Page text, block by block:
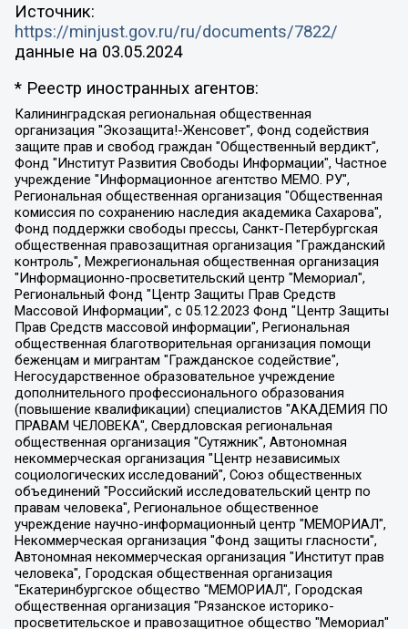
Источник:
https://minjust.gov.ru/ru/documents/7822/
данные на 03.05.2024
* Реестр иностранных агентов:
Калининградская региональная общественная организация "Экозащита!-Женсовет", Фонд содействия защите прав и свобод граждан "Общественный вердикт", Фонд "Институт Развития Свободы Информации", Частное учреждение "Информационное агентство МЕМО. РУ", Региональная общественная организация "Общественная комиссия по сохранению наследия академика Сахарова", Фонд поддержки свободы прессы, Санкт-Петербургская общественная правозащитная организация "Гражданский контроль", Межрегиональная общественная организация "Информационно-просветительский центр "Мемориал", Региональный Фонд "Центр Защиты Прав Средств Массовой Информации", с 05.12.2023 Фонд "Центр Защиты Прав Средств массовой информации", Региональная общественная благотворительная организация помощи беженцам и мигрантам "Гражданское содействие", Негосударственное образовательное учреждение дополнительного профессионального образования (повышение квалификации) специалистов "АКАДЕМИЯ ПО ПРАВАМ ЧЕЛОВЕКА", Свердловская региональная общественная организация "Сутяжник", Автономная некоммерческая организация "Центр независимых социологических исследований", Союз общественных объединений "Российский исследовательский центр по правам человека", Региональное общественное учреждение научно-информационный центр "МЕМОРИАЛ", Некоммерческая организация "Фонд защиты гласности", Автономная некоммерческая организация "Институт прав человека", Городская общественная организация "Екатеринбургское общество "МЕМОРИАЛ", Городская общественная организация "Рязанское историко-просветительское и правозащитное общество "Мемориал" (Рязанский Мемориал), Челябинский региональный орган общественной самодеятельности – женское общественное объединение "Женщины Евразии", Челябинский региональный орган общественной самодеятельности "Уральская правозащитная группа", Фонд содействия защите здоровья и социальной справедливости имени Андрея Рылькова, Автономная Некоммерческая Организация "Аналитический Центр Юрия Левады", Автономная некоммерческая организация социальной поддержки населения "Проект Апрель", Региональная общественная организация помощи женщинам и детям, находящимся в кризисной ситуации "Информационно-методический центр "Анна", Фонд содействия развитию массовых коммуникаций и правовому просвещению "Так-так-Так", Фонд содействия устойчивому развитию "Серебряная тайга", Свердловский региональный общественный фонд социальных проектов "Новое время", "Idel.Реалии", Кавказ.Реалии, Крым.Реалии, Телеканал Настоящее Время, Татаро-башкирская служба Радио Свобода (Azatliq Radiosi), Радио Свободная Европа/Радио Свобода (PCE/PC), "Сибирь.Реалии", "Фактограф", Благотворительный фонд помощи осужденным и их семьям, Автономная некоммерческая организация "Институт глобализации и социальных движений", Фонд "В защиту прав заключенных", Частное учреждение "Центр поддержки и содействия развитию средств массовой информации", Пензенский региональный общественный благотворительный фонд "Гражданский союз", "Север.Реалии", Некоммерческая организация Фонд "Правовая инициатива", Общество с ограниченной ответственностью "Радио Свободная Европа/Радио Свобода", Чешское информационное агентство "MEDIUM-ORIENT", Красноярская региональная общественная организация "Мы против СПИДа", Камалягин Денис Николаевич, Маркелов Сергей Евгеньевич, Пономарев Лев Александрович, Савицкая Людмила Алексеевна, Автономная некоммерческая организация "Центр по работе с проблемой насилия "НАСИЛИЮ.НЕТ", Межрегиональный профессиональный союз работников здравоохранения "Альянс врачей", Юридическое лицо, зарегистрированное в Латвийской Республике, SIA "Medusa Project" (регистрационный номер 40103797863, дата регистрации 10.06.2014), Некоммерческая организация "Фонд по борьбе с коррупцией", Автономная некоммерческая организация "Институт права и публичной политики", Баданин Роман Сергеевич, Гликин Максим Александрович, Железнова Мария Михайловна, Лукьянова Юлия Сергеевна, Маетная Елизавета Витальевна, Маняхин Петр Борисович, Чуракова Ольга Владимировна, Ярош Юлия Петровна, Юридическое лицо "The Insider SIA", зарегистрированное в Риге, Латвийская Республика (дата регистрации 26.06.2015), являющееся администратором доменного имени интернет-издания "The Insider SIA", https://theins.ru, Постернак Алексей Евгеньевич, Рубин Михаил Аркадьевич, Анин Роман Александрович, Юридическое лицо Istories fonds, зарегистрированное в Латвийской Республике (регистрационный номер 50008295751, дата регистрации 24.02.2020), Великовский Дмитрий Александрович, Долинина Ирина Николаевна, Мароховская Алеся Алексеевна, Шлейнов Роман Юрьевич, Шмагун Олеся Валентиновна, Общество с ограниченной ответственностью "Альтаир 2021", Общество с ограниченной ответственностью "Вега 2021", Общество с ограниченной ответственностью "Главный редактор 2021", Общество с ограниченной ответственностью "Ромашки монолит", Важенков Артем Валерьевич, Ивановская областная общественная организация "Центр гендерных исследований", Гурман Юрий Альбертович, Медиапроект "ОВД-Инфо", Егоров Владимир Владимирович, Жилинский Владимир Александрович, Общество с ограниченной ответственностью "ЗП", Иванова София Юрьевна, Карезина Инна Павловна, Кильтау Екатерина Викторовна, Петров Алексей Викторович, Пискунов Сергей Евгеньевич, Смирнов Сергей Сергеевич, Тихонов Михаил Сергеевич, Общество с ограниченной ответственностью "ЖУРНАЛИСТ-ИНОСТРАННЫЙ АГЕНТ", Арапова Галина Юрьевна, Вольтская Татьяна Анатольевна, Американская компания "Mason G.E.S. Anonymous Foundation" (США), являющаяся владельцем интернет-издания https://mnews.world/, Компания "Stichting Bellingcat", зарегистрированная в Нидерландах (дата регистрации 11.07.2018), Захаров Андрей Вячеславович, Клепиковская Екатерина Дмитриевна, Общество с ограниченной ответственностью "МЕМО", Перл Роман Александрович, Симонов Евгений Алексеевич, Соловьева Елена Анатольевна, Сотников Даниил Владимирович, Сурначева Елизавета Дмитриевна, Автономная некоммерческая организация по защите прав человека и информированию населения "Якутия – Наше Мнение", Общество с ограниченной ответственностью "Москоу диджитал медиа", с 26.01.2023 Общество с ограниченной ответственностью "Чайка Белые сады", Ветошкина Валерия Валерьевна, Заговора Максим Александрович, Межрегиональное общественное движение "Российская ЛГБТ - сеть", Оленичев Максим Владимирович, Павлов Иван Юрьевич, Скворцова Елена Сергеевна, Общество с ограниченной ответственностью "Как бы инагент", Кочетков Игорь Викторович, Общество с ограниченной ответственностью "Честные выборы", Еланчик Олег Александрович, Общество с ограниченной ответственностью "Нобелевский призыв", Гималова Регина Эмилевна, Григорьев Андрей Валерьевич, Григорьева Алина Александровна, Ассоциация по содействию защите прав призывников, альтернативнослужащих и военнослужащих "Правозащитная группа "Гражданин.Армия.Право", Хисамова Регина Фаритовна, Автономная некоммерческая организация по реализации социально-правовых программ "Лилит", Дальневосточное общественное движение "Маяк", Санкт-Петербургская ЛГБТ-инициативная группа "Выход", Инициативная группа ЛГБТ+ "Реверс", Алексеев Андрей Викторович, Бекбулатова Таисия Львовна, Беляев Иван Михайлович, Владыкина Елена Сергеевна, Гельман Марат Александрович, Никульшина Вероника Юрьевна, Толоконникова Надежда Андреевна, Шендерович Виктор Анатольевич, Общество с ограниченной ответственностью "Данное сообщение", Общество с ограниченной ответственностью Издательский дом "Новая глава", Айнбиндер Александра Александровна, Московский комьюнити-центр для ЛГБТ+инициатив, Благотворительный фонд развития филантропии, Deutsche Welle (Германия, Kurt-Schumacher-Strasse 3, 53113 Bonn), Борзунова Мария Михайловна, Воробьев Виктор Викторович, Голубева Анна Львовна, Константинова Алла Михайловна, Малкова Ирина Владимировна, Мурадов Мурад Абдулгалимович, Осетинская Елизавета Николаевна, Понасенков Евгений Николаевич, Ганапольский Матвей Юрьевич, Киселев Евгений Алексеевич, Борухович Ирина Григорьевна, Дремин Иван Тимофеевич, Дубровский Дмитрий Викторович, Красноярская региональная общественная организация поддержки и развития альтернативных образовательных технологий и межкультурных коммуникаций "ИНТЕРРА", Маяковская Екатерина Алексеевна, Фейгин Марк Захарович, Филимонов Андрей Викторович, Дзугкоева Регина Николаевна, Доброхотов Роман Александрович, Дудь Юрий Александрович, Елкин Сергей Владимирович, Кругликов Кирилл Игоревич, Сабунаева Мария Леонидовна, Семенов Алексей Владимирович, Шаинян Карен Багратович, Шульман Екатерина Михайловна, Асафьев Артур Валерьевич, Вахштайн Виктор Семенович, Венедиктов Алексей Алексеевич, Лушникова Екатерина Евгеньевна, Волков Леонид Михайлович, Невзоров Александр Глебович, Пархоменко Сергей Борисович, Сироткин Ярослав Николаевич, Кара-Мурза Владимир Владимирович, Баранова Наталья Владимировна, Гозман Леонид Яковлевич, Кагарлицкий Борис Юльевич, Климарев Михаил Валерьевич, Милов Владимир Станиславович, Автономная некоммерческая организация Краснодарский центр современного искусства "Типография", Моргенштерн Алишер Тагирович, Соболь Любовь Эдуардовна, Общество с ограниченной ответственностью "ЛИЗА НОРМ", Каспаров Гарри Кимович, Ходорковский Михаил Борисович, Общество с ограниченной ответственностью "Апрельские тезисы", Данилович Ирина Брониславовна, Кашин Олег Владимирович, Петров Николай Владимирович, Пивоваров Алексей Владимирович, Соколов Михаил Владимирович, Цветкова Юлия Владимировна, Чичваркин Евгений Александрович, Комитет против пыток/Команда против пыток, Общество с ограниченной ответственностью "Первый научный", Общество с ограниченной ответственностью "Вертолет и ко", Белоцерковская Вероника Борисовна, Кац Максим Евгеньевич, Лазарева Татьяна Юрьевна, Шаведдинов Руслан Табризович, Яшин Илья Валерьевич, Общество с ограниченной ответственностью "Иноагент ААВ", Алешковский Дмитрий Петрович, Альбац Евгения Марковна, Быков Дмитрий Львович, Галямина Юлия Евгеньевна, Лойко Сергей Леонидович, Мартынов Кирилл Константинович, Медведев Сергей Александрович, Крашенинников Федор Геннадиевич, Гордеева Катерина Вл